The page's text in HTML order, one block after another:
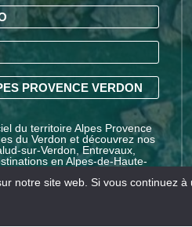
PROVENCE VERDON
du territoire Alpes Provence
du Verdon et découvrez nos
sur-Verdon, Entrevaux,
en Alpes-de-Haute-
site web. Si vous continuez